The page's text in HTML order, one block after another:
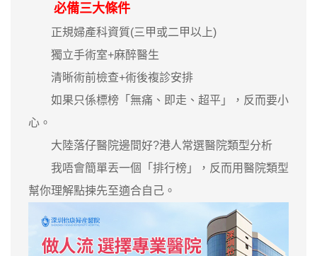
必備三大條件
正規婦產科資質(三甲或二甲以上)
獨立手術室+麻醉醫生
清晰術前檢查+術後複診安排
如果只係標榜「無痛、即走、超平」，反而要小
心。
大陸落仔醫院邊間好?港人常選醫院類型分析
我唔會簡單丟一個「排行榜」，反而用醫院類型
幫你理解點揀先至適合自己。